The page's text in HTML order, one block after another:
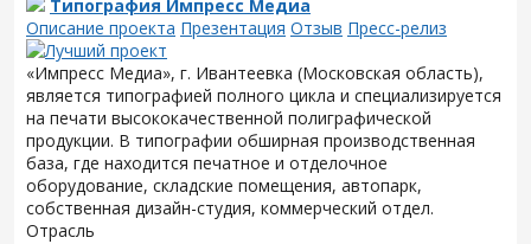
Типография Импресс Медиа
Описание проекта Презентация Отзыв Пресс-релиз
«Импресс Медиа», г. Ивантеевка (Московская область),
является типографией полного цикла и специализируется
на печати высококачественной полиграфической
продукции. В типографии обширная производственная
база, где находится печатное и отделочное
оборудование, складские помещения, автопарк,
собственная дизайн-студия, коммерческий отдел.
Отрасль